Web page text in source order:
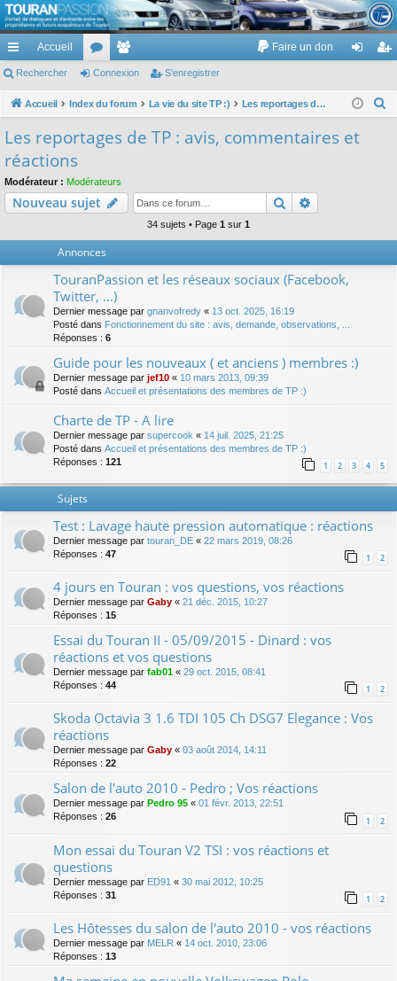
TouranPassion
Le forum des propriétaires ou futurs acquéreurs du Volkswagen Touran
cc
ès
pi
de
Accueil
or
u
e
m
Faire un don
ne nr
Rechercher Connexion S’enregistrer
Accueil Index du forum La vie du site TP :) Les reportages de TP : avis, commentaires et réactions
h
Les reportages de TP : avis, commentaires et
réactions
Modérateur : Modérateurs
Nouveau sujet Rechercher
34 sujets • Page 1 sur 1
Annonces
TouranPassion et les réseaux sociaux (Facebook,
Twitter, ...)
Dernier message par gnanvofredy « 13 oct. 2025, 16:19
Posté dans Fonctionnement du site : avis, demande, observations, ...
Réponses : 6
Guide pour les nouveaux ( et anciens ) membres :)
Dernier message par jef10 « 10 mars 2013, 09:39
Posté dans Accueil et présentations des membres de TP :)
Charte de TP - A lire
Dernier message par supercook « 14 juil. 2025, 21:25
Posté dans Accueil et présentations des membres de TP :)
Réponses : 121 1 2 3 4 5
Sujets
Test : Lavage haute pression automatique : réactions
Dernier message par touran_DE « 22 mars 2019, 08:26
Réponses : 47 1 2
4 jours en Touran : vos questions, vos réactions
Dernier message par Gaby « 21 déc. 2015, 10:27
Réponses : 15
Essai du Touran II - 05/09/2015 - Dinard : vos
réactions et vos questions
Dernier message par fab01 « 29 oct. 2015, 08:41
Réponses : 44 1 2
Skoda Octavia 3 1.6 TDI 105 Ch DSG7 Elegance : Vos
réactions
Dernier message par Gaby « 03 août 2014, 14:11
Réponses : 22
Salon de l'auto 2010 - Pedro ; Vos réactions
Dernier message par Pedro 95 « 01 févr. 2013, 22:51
Réponses : 26 1 2
Mon essai du Touran V2 TSI : vos réactions et
questions
Dernier message par ED91 « 30 mai 2012, 10:25
Réponses : 31 1 2
Les Hôtesses du salon de l'auto 2010 - vos réactions
Dernier message par MELR « 14 oct. 2010, 23:06
Réponses : 13